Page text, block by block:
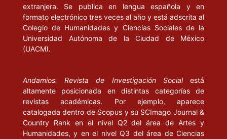
Elementos para una reconstrucción, Madrid: Trotta.
Prieto, S. L. (2001), “Los derechos sociales y el principio de
igualdad”, en Miguel Carbonell, José Antonio Cruz Parcero,
Sen, A. (2000), Desarrollo y libertad, México: Planeta.
Vitale, E. (2000), Liberalismo e multiculturalismo. Una sfida per il
pensiero democratico, Bari: Laterza.
extranjera. Se publica en lengua española y en
formato electrónico tres veces al año y está adscrita al
Colegio de Humanidades y Ciencias Sociales de la
Universidad Autónoma de la Ciudad de México
(UACM).
Andamios. Revista de Investigación Socialestá
altamente posicionada en distintas categorías de
revistas académicas. Por ejemplo, aparece
catalogada dentro de Scopus y su SCImago Journal &
Country Rank en el nivel Q2 del área de Artes y
Humanidades, y en el nivel Q3 del área de Ciencias